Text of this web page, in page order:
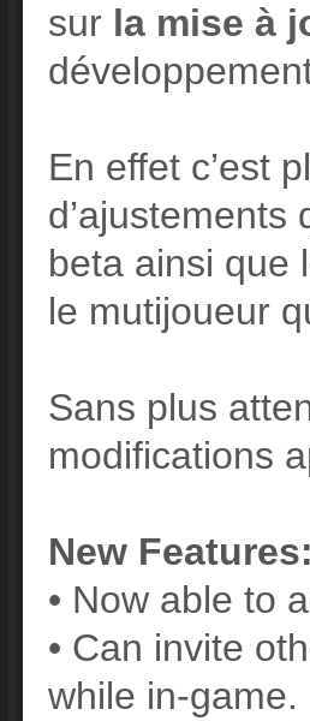
sur la mise à
En effet c’est
beta ainsi que
le mutijoueur
Sans plus
modifications
New Features:
• Now able to
• Can invite
while in-game.